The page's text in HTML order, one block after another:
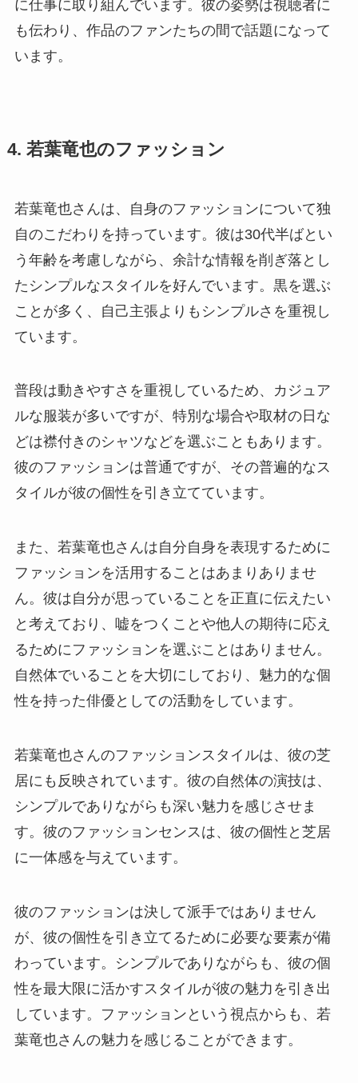
に仕事に取り組んでいます。彼の姿勢は視聴者に
も伝わり、作品のファンたちの間で話題になって
います。
4. 若葉竜也のファッション
若葉竜也さんは、自身のファッションについて独
自のこだわりを持っています。彼は30代半ばとい
う年齢を考慮しながら、余計な情報を削ぎ落とし
たシンプルなスタイルを好んでいます。黒を選ぶ
ことが多く、自己主張よりもシンプルさを重視し
ています。
普段は動きやすさを重視しているため、カジュア
ルな服装が多いですが、特別な場合や取材の日な
どは襟付きのシャツなどを選ぶこともあります。
彼のファッションは普通ですが、その普遍的なス
タイルが彼の個性を引き立てています。
また、若葉竜也さんは自分自身を表現するために
ファッションを活用することはあまりありませ
ん。彼は自分が思っていることを正直に伝えたい
と考えており、嘘をつくことや他人の期待に応え
るためにファッションを選ぶことはありません。
自然体でいることを大切にしており、魅力的な個
性を持った俳優としての活動をしています。
若葉竜也さんのファッションスタイルは、彼の芝
居にも反映されています。彼の自然体の演技は、
シンプルでありながらも深い魅力を感じさせま
す。彼のファッションセンスは、彼の個性と芝居
に一体感を与えています。
彼のファッションは決して派手ではありません
が、彼の個性を引き立てるために必要な要素が備
わっています。シンプルでありながらも、彼の個
性を最大限に活かすスタイルが彼の魅力を引き出
しています。ファッションという視点からも、若
葉竜也さんの魅力を感じることができます。